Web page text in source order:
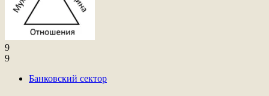
9
9
Банковский сектор